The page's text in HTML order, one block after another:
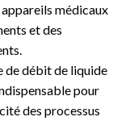
médicaux
et des
de débit de liquide
pour
des processus